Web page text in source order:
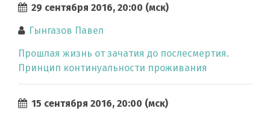
29 сентября 2016, 20:00 (мск)
Гынгазов Павел
Прошлая жизнь от зачатия до послесмертия.
Принцип континуальности проживания
15 сентября 2016, 20:00 (мск)